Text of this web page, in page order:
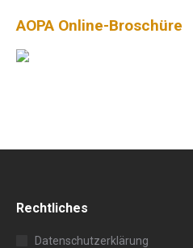
AOPA Online-Broschüre
Rechtliches
Datenschutzerklärung